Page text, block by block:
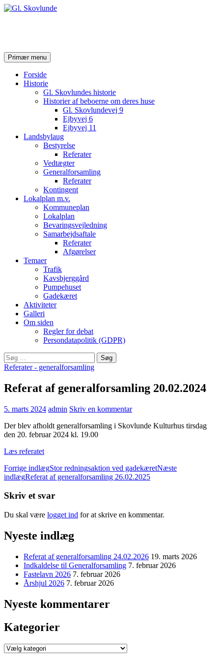
SøgPrimær menu Hop
til
Forside
Historie
Gl. Skovlundes historie
Historier af beboerne om deres huse
Gl. Skovlundevej 9
Ejbyvej 6
Ejbyvej 11
Landsbylaug
Bestyrelse
Referater
Vedtægter
Generalforsamling
Referater
Kontingent
Lokalplan m.v.
Kommuneplan
Lokalplan
Bevaringsvejledning
Samarbejdsaftale
Referater
Afgørelser
Temaer
Trafik
Kavsbjerggård
Pumpehuset
Gadekæret
Aktiviteter
Galleri
Om siden
Regler for debat
Persondatapolitik (GDPR)
Søg
efter:
Referater - generalforsamling
Referat af generalforsamling 20.02.2024
5. marts 2024 admin Skriv en kommentar
Der blev afholdt generalforsamling i Skovlunde Kulturhus tirsdag
den 20. februar 2024 kl. 19.00
Læs referatet
Indlægsnavigation
Forrige indlægStor redningsaktion ved gadekæretNæste
indlægReferat af generalforsamling 26.02.2025
Skriv et svar
Du skal være logget ind for at skrive en kommentar.
Nyeste indlæg
Referat af generalforsamling 24.02.2026 19. marts 2026
Indkaldelse til Generalforsamling 7. februar 2026
Fastelavn 2026 7. februar 2026
Årshjul 2026 7. februar 2026
Nyeste kommentarer
Kategorier
Kategorier